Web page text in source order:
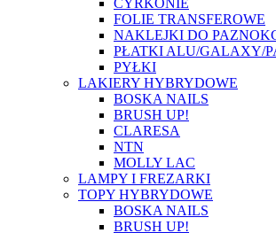
FOLIE TRANSFEROWE
NAKLEJKI DO
PŁATKI ALU/GALAXY/
PYŁKI
LAKIERY HYBRYDOWE
BOSKA NAILS
BRUSH UP!
CLARESA
NTN
MOLLY LAC
LAMPY I FREZARKI
TOPY HYBRYDOWE
BOSKA NAILS
BRUSH UP!